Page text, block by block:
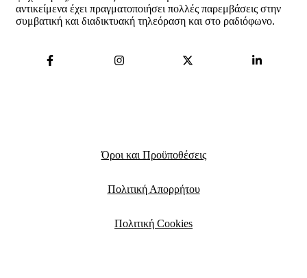
αντικείμενα έχει πραγματοποιήσει πολλές παρεμβάσεις στην
συμβατική και διαδικτυακή τηλεόραση και στο ραδιόφωνο.
Όροι και Προϋποθέσεις
Πολιτική Απορρήτου
Πολιτική Cookies